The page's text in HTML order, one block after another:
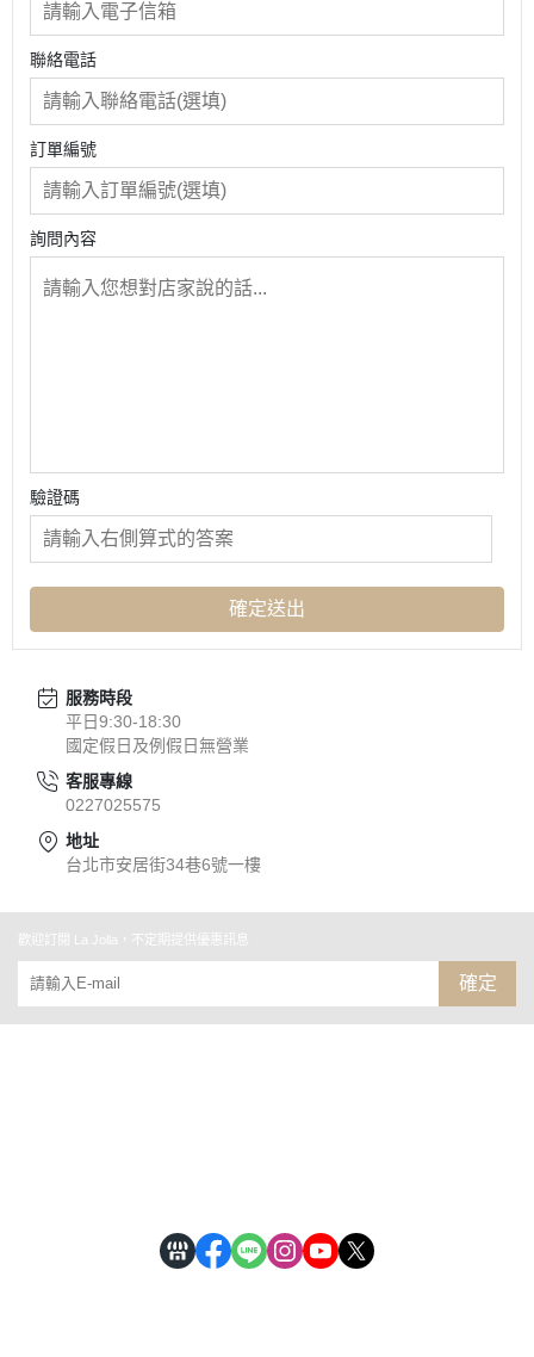
聯絡電話
訂單編號
詢問內容
驗證碼
確定送出
服務時段
平日9:30-18:30
國定假日及例假日無營業
客服專線
0227025575
地址
台北市安居街34巷6號一樓
歡迎訂閱 La Jolla，不定期提供優惠訊息
確定